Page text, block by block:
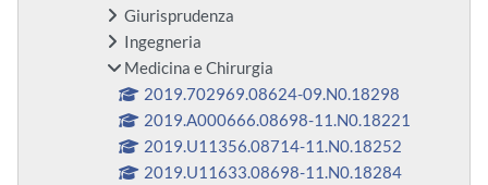
Giurisprudenza
Ingegneria
Medicina e Chirurgia
2019.702969.08624-09.N0.18298
2019.A000666.08698-11.N0.18221
2019.U11356.08714-11.N0.18252
2019.U11633.08698-11.N0.18284